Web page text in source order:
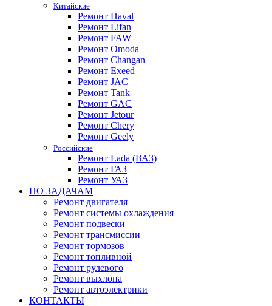
Китайские
Ремонт Haval
Ремонт Lifan
Ремонт FAW
Ремонт Omoda
Ремонт Changan
Ремонт Exeed
Ремонт JAC
Ремонт Tank
Ремонт GAC
Ремонт Jetour
Ремонт Chery
Ремонт Geely
Российские
Ремонт Lada (ВАЗ)
Ремонт ГАЗ
Ремонт УАЗ
ПО ЗАДАЧАМ
Ремонт двигателя
Ремонт системы охлаждения
Ремонт подвески
Ремонт трансмиссии
Ремонт тормозов
Ремонт топливной
Ремонт рулевого
Ремонт выхлопа
Ремонт автоэлектрики
КОНТАКТЫ